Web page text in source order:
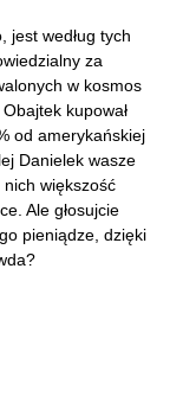
jest według tych
za
w kosmos
kupował
od amerykańskiej
Danielek wasze
większość
Ale głosujcie
pieniądze, dzięki